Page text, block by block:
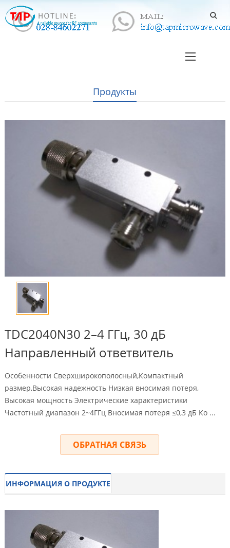
Продукты
TDC2040N30 2–4 ГГц, 30 дБ
Направленный ответвитель
Особенности Сверхширокополосный,Компактный
размер,Высокая надежность Низкая вносимая потеря,
Высокая мощность Электрические характеристики
Частотный диапазон 2~4ГГц Вносимая потеря ≤0,3 дБ Ко ...
ОБРАТНАЯ СВЯЗЬ
ИНФОРМАЦИЯ О ПРОДУКТЕ